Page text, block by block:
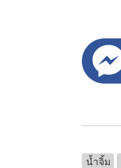
น้ำจิ้ม